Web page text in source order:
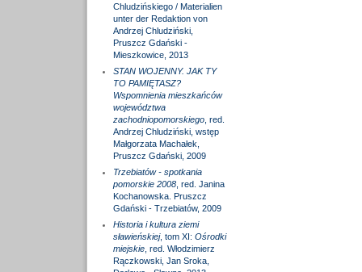
Chludzińskiego / Materialien
unter der Redaktion von
Andrzej Chludziński,
Pruszcz Gdański -
Mieszkowice, 2013
STAN WOJENNY. JAK TY
TO PAMIĘTASZ?
Wspomnienia mieszkańców
województwa
zachodniopomorskiego, red.
Andrzej Chludziński, wstęp
Małgorzata Machałek,
Pruszcz Gdański, 2009
Trzebiatów - spotkania
pomorskie 2008, red. Janina
Kochanowska. Pruszcz
Gdański - Trzebiatów, 2009
Historia i kultura ziemi
sławieńskiej, tom XI: Ośrodki
miejskie, red. Włodzimierz
Rączkowski, Jan Sroka,